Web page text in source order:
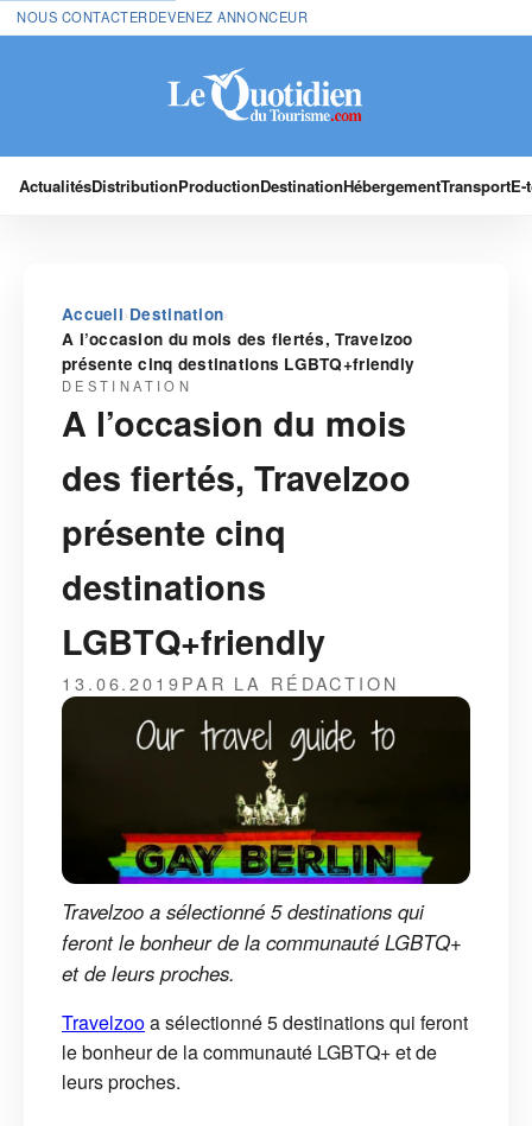
NOUS CONTACTERDEVENEZ ANNONCEUR
ActualitésDistributionProductionDestinationHébergementTransport
Accueil›Destination›
A l’occasion du mois des fiertés, Travelzoo
présente cinq destinations LGBTQ+friendly
DESTINATION
A l’occasion du mois
des fiertés, Travelzoo
présente cinq
destinations
LGBTQ+friendly
13.06.2019PAR LA RÉDACTION
Travelzoo a sélectionné 5 destinations qui
feront le bonheur de la communauté LGBTQ+
et de leurs proches.
Travelzooa sélectionné 5 destinations qui feront
le bonheur de la communauté LGBTQ+ et de
leurs proches.